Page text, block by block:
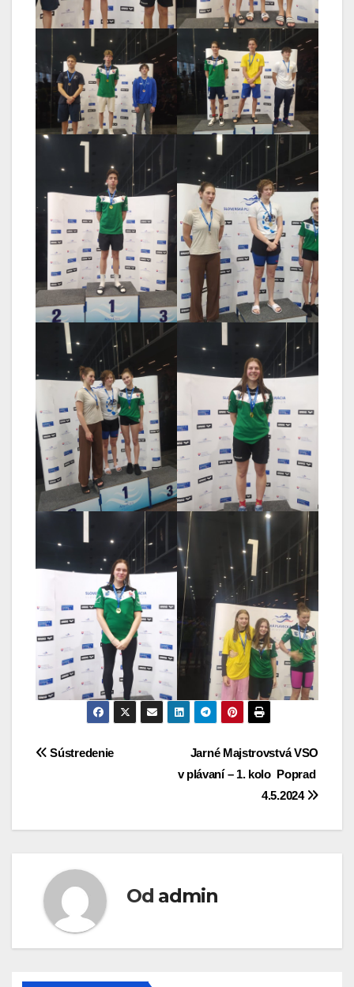
Navigácia
článku
Jarné Majstrovstvá VSO
v plávaní – 1. kolo Poprad
4.5.2024
Sústredenie
Od admin